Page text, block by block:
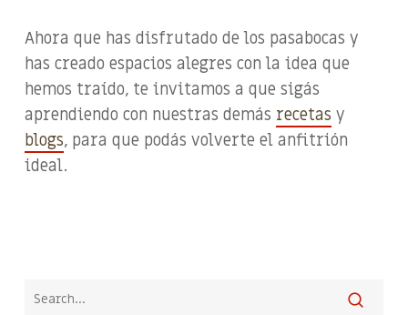
Ahora que has disfrutado de los pasabocas y
has creado espacios alegres con la idea que
hemos traído, te invitamos a que sigás
aprendiendo con nuestras demás recetas y
blogs, para que podás volverte el anfitrión
ideal.